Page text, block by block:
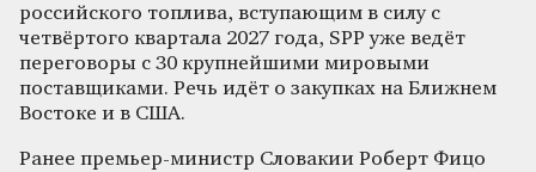
российского топлива, вступающим в силу с
четвёртого квартала 2027 года, SPP уже ведёт
переговоры с 30 крупнейшими мировыми
поставщиками. Речь идёт о закупках на Ближнем
Востоке и в США.
Ранее премьер-министр Словакии Роберт Фицо